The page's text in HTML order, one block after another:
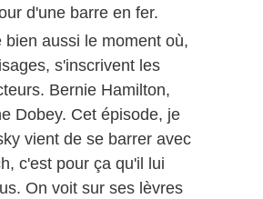
d'une barre en fer.
bien aussi le moment où,
s'inscrivent les
Bernie Hamilton,
Dobey. Cet épisode, je
vient de se barrer avec
c'est pour ça qu'il lui
On voit sur ses lèvres